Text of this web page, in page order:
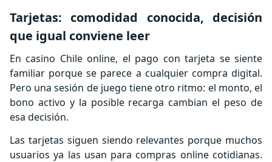
Tarjetas: comodidad conocida, decisión
que igual conviene leer
En casino Chile online, el pago con tarjeta se siente
familiar porque se parece a cualquier compra digital.
Pero una sesión de juego tiene otro ritmo: el monto, el
bono activo y la posible recarga cambian el peso de
esa decisión.
Las tarjetas siguen siendo relevantes porque muchos
usuarios ya las usan para compras online cotidianas.